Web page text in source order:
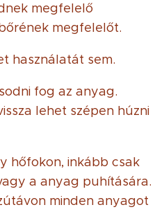
megfelelő
megfelelőt.
használatát sem.
fog az anyag.
lehet szépen húzni
hőfokon, inkább csak
a anyag puhítására.
minden anyagot